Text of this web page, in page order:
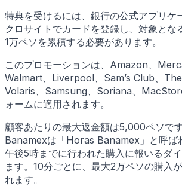
特典を受けるには、銀行の公式アプリケ
クロサイトでカードを登録し、対象とな
1万ペソを累積する必要があります。
このプロモーションは、Amazon、
Walmart、Liverpool、Sam’s Club、
Volaris、Samsung、Soriana、
ォームに適用されます。
顧客あたりの最大返金額は5,000ペソです
Banamexは「Horas Banamex」と呼ば
午後5時までに行われた購入に報いるダ
ます。10分ごとに、最大2万ペソの購入
れます。